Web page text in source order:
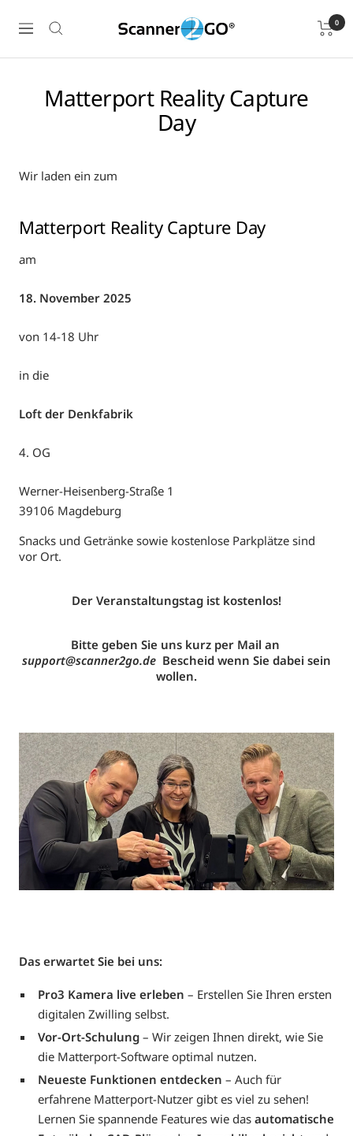
zumNavigation
Scanner2GO
0
Matterport Reality Capture
Day
Wir laden ein zum
Matterport Reality Capture Day
am
18. November 2025
von 14-18 Uhr
in die
Loft der Denkfabrik
4. OG
Werner-Heisenberg-Straße 1
39106 Magdeburg
Snacks und Getränke sowie kostenlose Parkplätze sind
vor Ort.
Der Veranstaltungstag ist kostenlos!
Bitte geben Sie uns kurz per Mail an
support@scanner2go.de Bescheid wenn Sie dabei sein
wollen.
Das erwartet Sie bei uns:
Pro3 Kamera live erleben – Erstellen Sie Ihren ersten
digitalen Zwilling selbst.
Vor-Ort-Schulung– Wir zeigen Ihnen direkt, wie Sie
die Matterport-Software optimal nutzen.
Neueste Funktionen entdecken – Auch für
erfahrene Matterport-Nutzer gibt es viel zu sehen!
Lernen Sie spannende Features wie das automatische